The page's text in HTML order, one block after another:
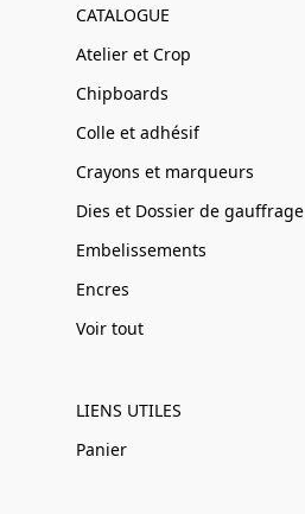
CATALOGUE
Atelier et Crop
Chipboards
Colle et adhésif
Crayons et marqueurs
Dies et Dossier de gauffrage
Embelissements
Encres
Voir tout
LIENS UTILES
Panier